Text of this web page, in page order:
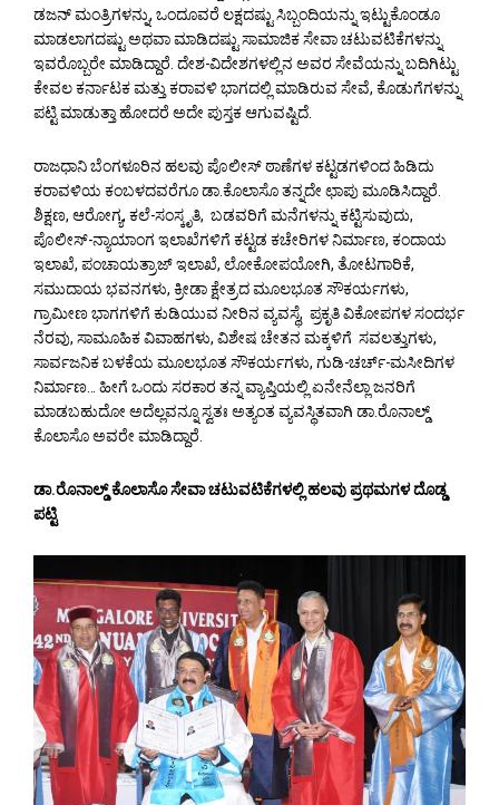
ಡಜನ್ ಮಂತ್ರಿಗಳನ್ನು, ಒಂದೂವರೆ ಲಕ್ಷದಷ್ಟು ಸಿಬ್ಬಂದಿಯನ್ನು ಇಟ್ಟುಕೊಂಡೂ
ಮಾಡಲಾಗದಷ್ಟು ಅಥವಾ ಮಾಡಿದಷ್ಟು ಸಾಮಾಜಿಕ ಸೇವಾ ಚಟುವಟಿಕೆಗಳನ್ನು
ಇವರೊಬ್ಬರೇ ಮಾಡಿದ್ದಾರೆ. ದೇಶ-ವಿದೇಶಗಳಲ್ಲಿನ ಅವರ ಸೇವೆಯನ್ನು ಬದಿಗಿಟ್ಟು
ಕೇವಲ ಕರ್ನಾಟಕ ಮತ್ತು ಕರಾವಳಿ ಭಾಗದಲ್ಲಿ ಮಾಡಿರುವ ಸೇವೆ, ಕೊಡುಗೆಗಳನ್ನು
ಪಟ್ಟಿ ಮಾಡುತ್ತಾ ಹೋದರೆ ಅದೇ ಪುಸ್ತಕ ಆಗುವಷ್ಟಿದೆ.
ರಾಜಧಾನಿ ಬೆಂಗಳೂರಿನ ಹಲವು ಪೊಲೀಸ್ ಠಾಣೆಗಳ ಕಟ್ಟಡಗಳಿಂದ ಹಿಡಿದು
ಕರಾವಳಿಯ ಕಂಬಳದವರೆಗೂ ಡಾ.ಕೊಲಾಸೊ ತನ್ನದೇ ಛಾಪು ಮೂಡಿಸಿದ್ದಾರೆ.
ಶಿಕ್ಷಣ, ಆರೋಗ್ಯ, ಕಲೆ-ಸಂಸ್ಕೃತಿ, ಬಡವರಿಗೆ ಮನೆಗಳನ್ನು ಕಟ್ಟಿಸುವುದು,
ಪೊಲೀಸ್-ನ್ಯಾಯಾಂಗ ಇಲಾಖೆಗಳಿಗೆ ಕಟ್ಟಡ ಕಚೇರಿಗಳ ನಿರ್ಮಾಣ, ಕಂದಾಯ
ಇಲಾಖೆ, ಪಂಚಾಯತ್ರಾಜ್ ಇಲಾಖೆ, ಲೋಕೋಪಯೋಗಿ, ತೋಟಗಾರಿಕೆ,
ಸಮುದಾಯ ಭವನಗಳು, ಕ್ರೀಡಾ ಕ್ಷೇತ್ರದ ಮೂಲಭೂತ ಸೌಕರ್ಯಗಳು,
ಗ್ರಾಮೀಣ ಭಾಗಗಳಿಗೆ ಕುಡಿಯುವ ನೀರಿನ ವ್ಯವಸ್ಥೆ, ಪ್ರಕೃತಿ ವಿಕೋಪಗಳ ಸಂದರ್ಭ
ನೆರವು, ಸಾಮೂಹಿಕ ವಿವಾಹಗಳು, ವಿಶೇಷ ಚೇತನ ಮಕ್ಕಳಿಗೆ ಸವಲತ್ತುಗಳು,
ಸಾರ್ವಜನಿಕ ಬಳಕೆಯ ಮೂಲಭೂತ ಸೌಕರ್ಯಗಳು, ಗುಡಿ-ಚರ್ಚ್-ಮಸೀದಿಗಳ
ನಿರ್ಮಾಣ… ಹೀಗೆ ಒಂದು ಸರಕಾರ ತನ್ನ ವ್ಯಾಪ್ತಿಯಲ್ಲಿ ಏನೇನೆಲ್ಲಾ ಜನರಿಗೆ
ಮಾಡಬಹುದೋ ಅದೆಲ್ಲವನ್ನೂ ಸ್ವತಃ ಅತ್ಯಂತ ವ್ಯವಸ್ಥಿತವಾಗಿ ಡಾ.ರೊನಾಲ್ಡ್
ಕೊಲಾಸೊ ಅವರೇ ಮಾಡಿದ್ದಾರೆ.
ಡಾ.ರೊನಾಲ್ಡ್ ಕೊಲಾಸೊ ಸೇವಾ ಚಟುವಟಿಕೆಗಳಲ್ಲಿ ಹಲವು ಪ್ರಥಮಗಳ ದೊಡ್ಡ
ಪಟ್ಟಿ